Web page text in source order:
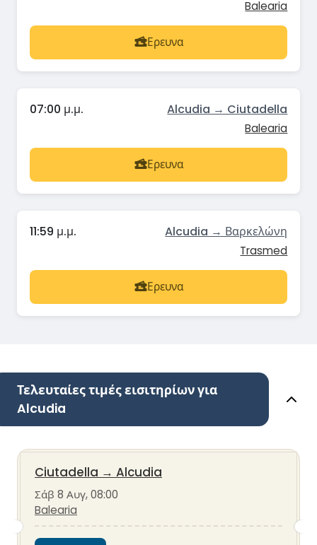
Balearia
Ερευνα
07:00 μ.μ. Alcudia → Ciutadella
Balearia
Ερευνα
11:59 μ.μ. Alcudia → Βαρκελώνη
Trasmed
Ερευνα
Τελευταίες τιμές εισιτηρίων για
Alcudia
Ciutadella → Alcudia
Σάβ 8 Αυγ, 08:00
Balearia